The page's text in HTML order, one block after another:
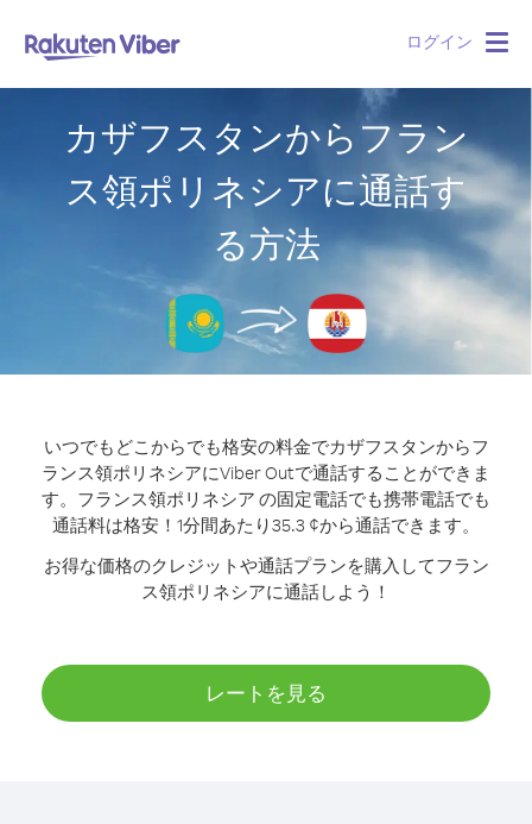
ログイン
カザフスタンからフラン
ス領ポリネシアに通話す
る方法
いつでもどこからでも格安の料金でカザフスタンからフ
ランス領ポリネシアにViber Outで通話することができま
す。 フランス領ポリネシア の固定電話でも携帯電話でも
通話料は格安！1分間あたり35.3 ¢から通話できます。
お得な価格のクレジットや通話プランを購入してフラン
ス領ポリネシアに通話しよう！
レートを見る